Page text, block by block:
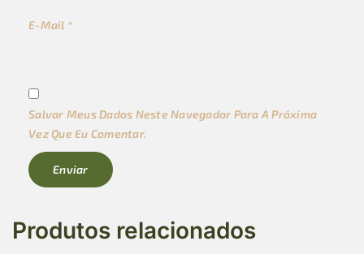
E-Mail *
Salvar Meus Dados Neste Navegador Para A Próxima
Vez Que Eu Comentar.
Produtos relacionados